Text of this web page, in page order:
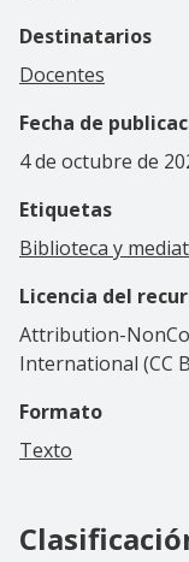
Destinatarios
Docentes
Fecha de
4 de octubre de
Etiquetas
Biblioteca y
Licencia del
Attribution-
International (CC
Formato
Texto